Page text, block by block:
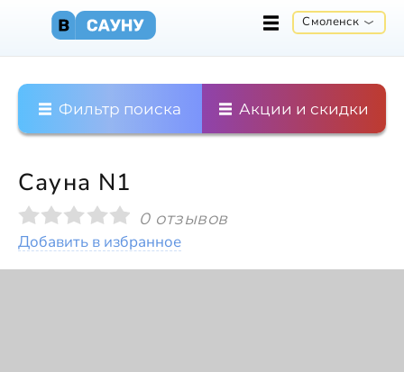
Смоленск
Фильтр поиска Акции и скидки
Сауна N1
0 отзывов
Добавить в избранное